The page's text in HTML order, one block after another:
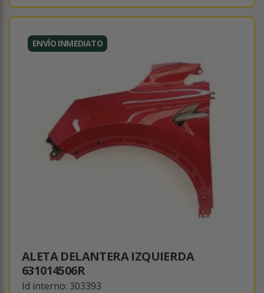
ENVÍO INMEDIATO
ALETA DELANTERA IZQUIERDA
631014506R
Id interno: 303393